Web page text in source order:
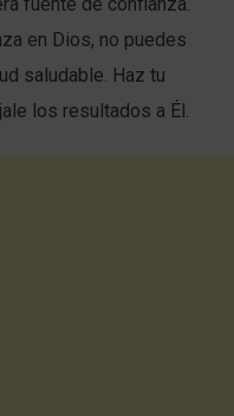
en Dios, no puedes
saludable. Haz tu
los resultados a Él.